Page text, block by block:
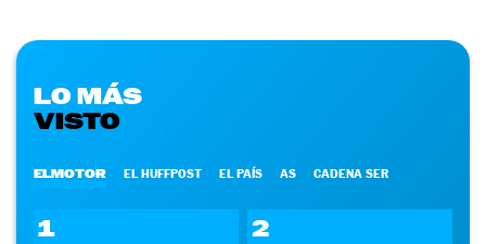
LO MÁS
VISTO
ELMOTOR EL HUFFPOST EL PAÍS AS CADENA SER
1 2